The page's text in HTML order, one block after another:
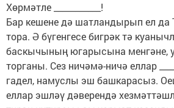
Хөрмәтле ___________!
Бар кешене дә шатландырып ел да
тора. Ә бүгенгесе бигрәк тә
баскычының югарысына менгәне,
торганы. Сез ничәмә-ничә еллар
гадел, намуслы эш башкарасыз.
еллар эшләү дәверендә